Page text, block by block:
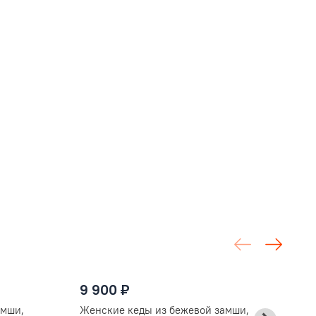
9 900 ₽
Женские кеды из бежевой замши,